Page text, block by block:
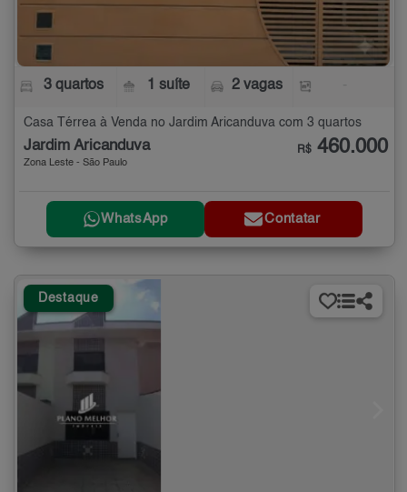
3 quartos 1 suíte 2 vagas
Casa Térrea à Venda no Jardim Aricanduva com 3 quartos
Jardim Aricanduva
Zona Leste - São Paulo
R$ 460.000
WhatsApp Contatar
Destaque